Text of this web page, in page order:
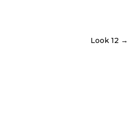
Look 12 →